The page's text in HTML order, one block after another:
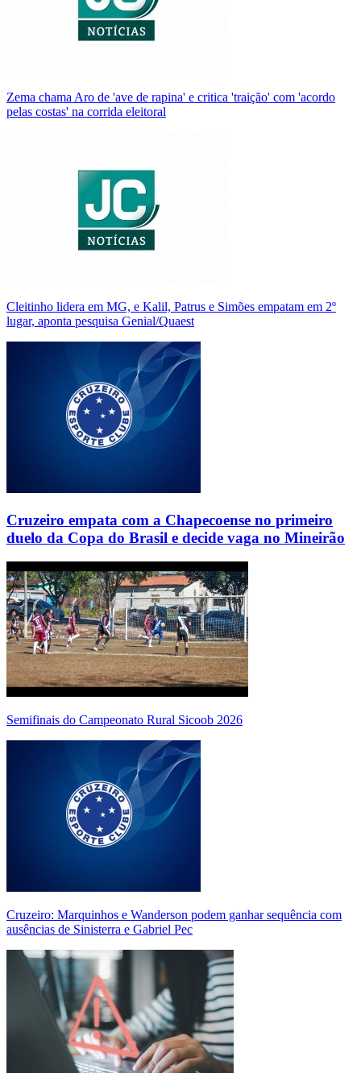
Zema chama Aro de 'ave de rapina' e critica 'traição' com 'acordo
pelas costas' na corrida eleitoral
Cleitinho lidera em MG, e Kalil, Patrus e Simões empatam em 2º
lugar, aponta pesquisa Genial/Quaest
Cruzeiro empata com a Chapecoense no primeiro
duelo da Copa do Brasil e decide vaga no Mineirão
Semifinais do Campeonato Rural Sicoob 2026
Cruzeiro: Marquinhos e Wanderson podem ganhar sequência com
ausências de Sinisterra e Gabriel Pec